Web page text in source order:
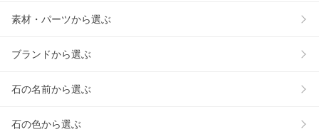
素材・パーツから選ぶ
ブランドから選ぶ
石の名前から選ぶ
石の色から選ぶ